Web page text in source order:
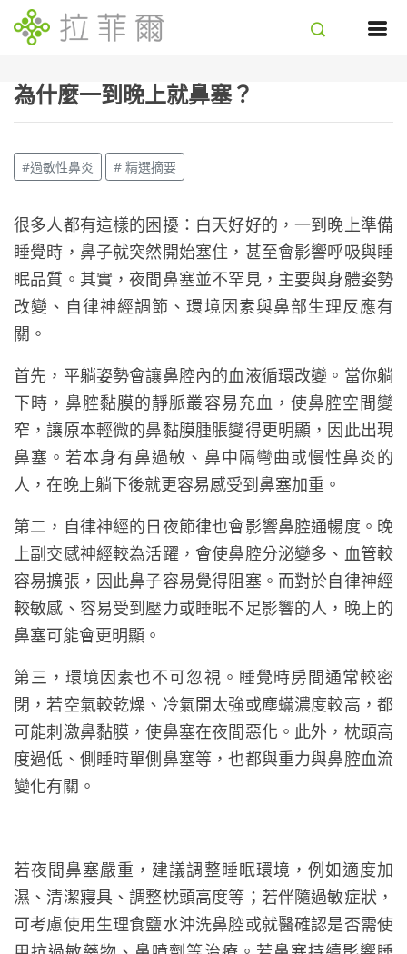
為什麼一到晚上就鼻塞？
#過敏性鼻炎 # 精選摘要
很多人都有這樣的困擾：白天好好的，一到晚上準備
睡覺時，鼻子就突然開始塞住，甚至會影響呼吸與睡
眠品質。其實，夜間鼻塞並不罕見，主要與身體姿勢
改變、自律神經調節、環境因素與鼻部生理反應有
關。
首先，平躺姿勢會讓鼻腔內的血液循環改變。當你躺
下時，鼻腔黏膜的靜脈叢容易充血，使鼻腔空間變
窄，讓原本輕微的鼻黏膜腫脹變得更明顯，因此出現
鼻塞。若本身有鼻過敏、鼻中隔彎曲或慢性鼻炎的
人，在晚上躺下後就更容易感受到鼻塞加重。
第二，自律神經的日夜節律也會影響鼻腔通暢度。晚
上副交感神經較為活躍，會使鼻腔分泌變多、血管較
容易擴張，因此鼻子容易覺得阻塞。而對於自律神經
較敏感、容易受到壓力或睡眠不足影響的人，晚上的
鼻塞可能會更明顯。
第三，環境因素也不可忽視。睡覺時房間通常較密
閉，若空氣較乾燥、冷氣開太強或塵蟎濃度較高，都
可能刺激鼻黏膜，使鼻塞在夜間惡化。此外，枕頭高
度過低、側睡時單側鼻塞等，也都與重力與鼻腔血流
變化有關。
若夜間鼻塞嚴重，建議調整睡眠環境，例如適度加
濕、清潔寢具、調整枕頭高度等；若伴隨過敏症狀，
可考慮使用生理食鹽水沖洗鼻腔或就醫確認是否需使